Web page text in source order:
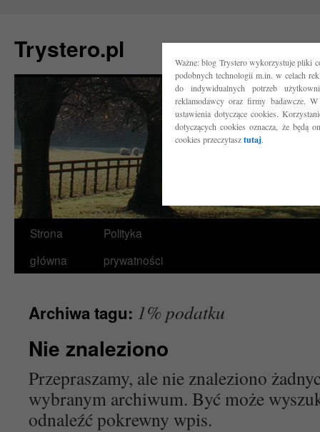
Ważne: blog Trystero wykorzystuje pliki
podobnych technologii m.in. w celach
do indywidualnych potrzeb
reklamodawcy oraz firmy badawcze.
ustawienia dotyczące cookies.
dotyczących cookies oznacza, że będą
cookies przeczytasztutaj.
Trystero.pl
Przejdź
do
Strona
główna
Polityka
prywatności
Archiwa tagu: 1% podatku
Nie znaleziono
Przepraszamy, ale nie znaleziono
wybranym archiwum. Być może
odnaleźć pokrewny wpis.